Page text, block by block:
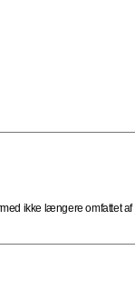
ikke længere omfattet af